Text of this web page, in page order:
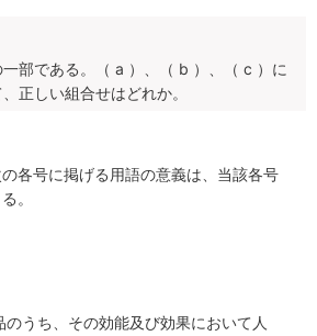
部である。（ a ）、（ b ）、（ c ）に
正しい組合せはどれか。
各号に掲げる用語の意義は、当該各号
。
うち、その効能及び効果において人